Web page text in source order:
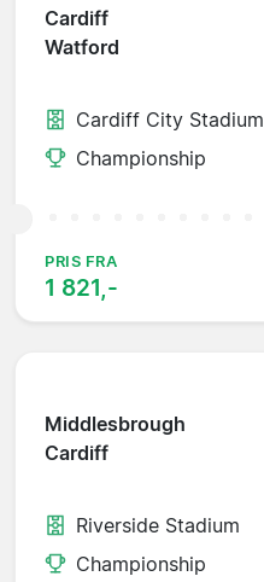
Cardiff
Watford
Cardiff City Stadium
Championship
PRIS FRA
1 821,-
Middlesbrough
Cardiff
Riverside Stadium
Championship